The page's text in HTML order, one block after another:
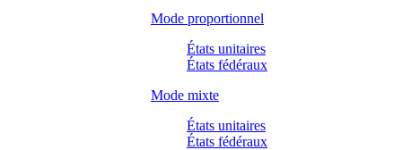
Mode proportionnel
États unitaires
États fédéraux
Mode mixte
États unitaires
États fédéraux